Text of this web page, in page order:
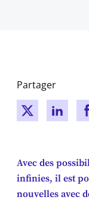
Partager
New window
New
Avec des
infinies, il est
nouvelles avec